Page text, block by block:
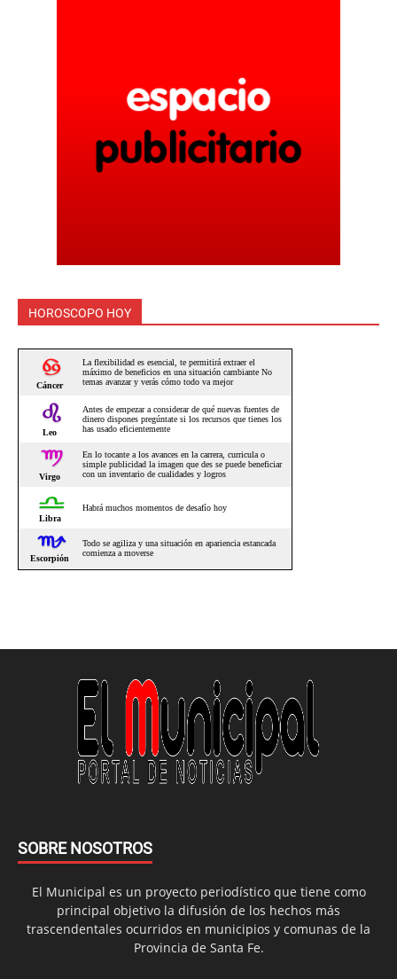
HOROSCOPO HOY
SOBRE NOSOTROS
El Municipal es un proyecto periodístico que tiene como
principal objetivo la difusión de los hechos más
trascendentales ocurridos en municipios y comunas de la
Provincia de Santa Fe.